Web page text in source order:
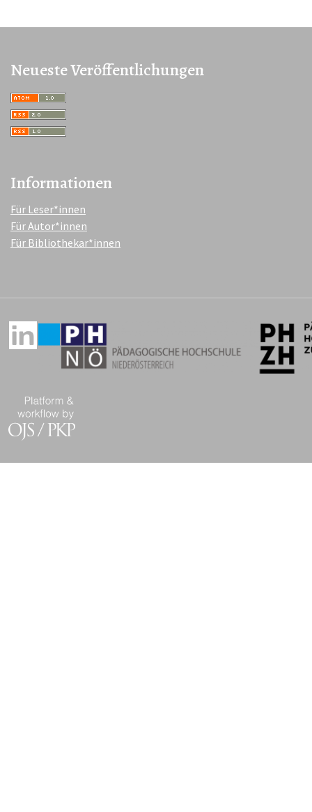
Neueste Veröffentlichungen
Informationen
Für Leser*innen
Für Autor*innen
Für Bibliothekar*innen